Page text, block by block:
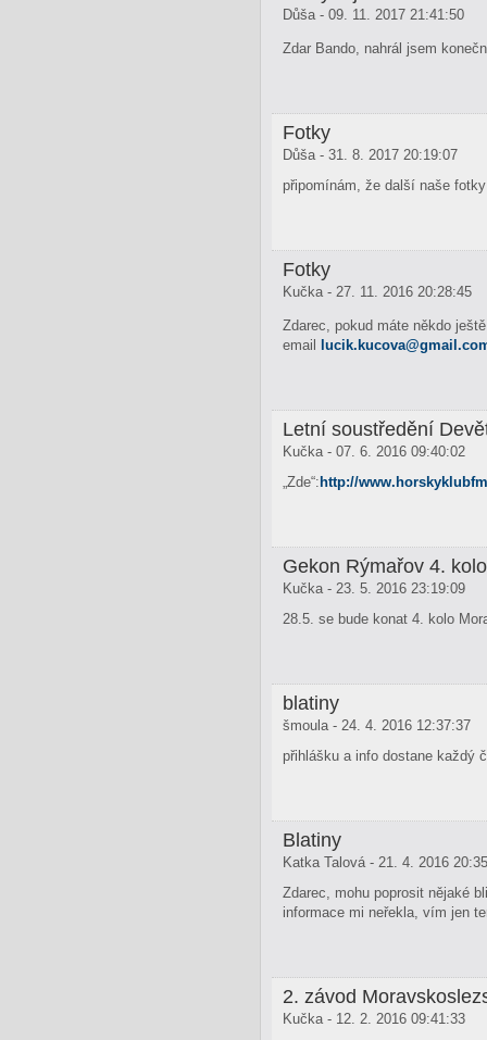
Důša - 09. 11. 2017 21:41:50
Zdar Bando, nahrál jsem
Fotky
Důša - 31. 8. 2017 20:19:07
připomínám, že další naše
Fotky
Kučka - 27. 11. 2016 20:28:45
Zdarec, pokud máte někdo
email
lucik.kucova@
Letní soustředění
Kučka - 07. 6. 2016 09:40:02
„Zde“: http://
Gekon Rýmařov 4. kolo
Kučka - 23. 5. 2016 23:19:09
28.5. se bude konat 4. kolo
blatiny
šmoula - 24. 4. 2016 12:37:37
přihlášku a info dostane každý
Blatiny
Katka Talová - 21. 4. 2016
Zdarec, mohu poprosit nějaké
informace mi neřekla, vím jen
2. závod
Kučka - 12. 2. 2016 09:41:33